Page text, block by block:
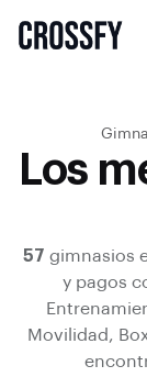
Los
57 gimnasios
y pagos
Movilidad,